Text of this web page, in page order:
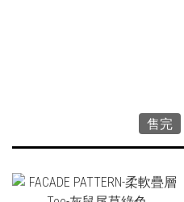
售完